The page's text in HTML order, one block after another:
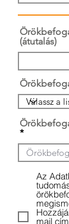
(átutalás)
Az
mail